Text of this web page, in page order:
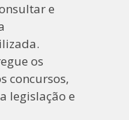
e
os
concursos,
legislação e